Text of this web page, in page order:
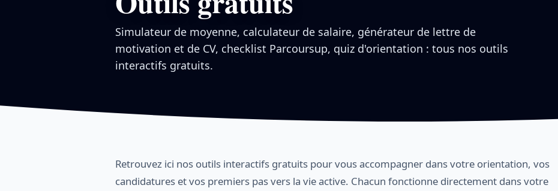
Simulateur de moyenne, calculateur de salaire, générateur de lettre de
motivation et de CV, checklist Parcoursup, quiz d'orientation : tous nos outils
interactifs gratuits.
Retrouvez ici nos outils interactifs gratuits pour vous accompagner dans votre orientation, vos
candidatures et vos premiers pas vers la vie active. Chacun fonctionne directement dans votre